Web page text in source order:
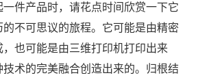
一件产品时，请花点时间欣赏一下它
不可思议的旅程。它可能是由精密
也可能是由三维打印机打印出来
术的完美融合创造出来的。归根结